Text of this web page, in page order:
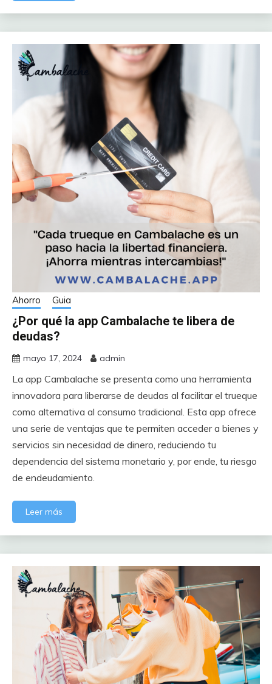
Ahorro Guia
¿Por qué la app Cambalache te libera de
deudas?
mayo 17, 2024 admin
La app Cambalache se presenta como una herramienta
innovadora para liberarse de deudas al facilitar el trueque
como alternativa al consumo tradicional. Esta app ofrece
una serie de ventajas que te permiten acceder a bienes y
servicios sin necesidad de dinero, reduciendo tu
dependencia del sistema monetario y, por ende, tu riesgo
de endeudamiento.
Leer más